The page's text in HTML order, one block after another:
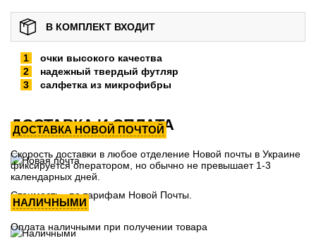
В КОМПЛЕКТ ВХОДИТ
очки высокого качества
надежный твердый футляр
салфетка из микрофибры
ДОСТАВКА И ОПЛАТА
ДОСТАВКА НОВОЙ ПОЧТОЙ
Скорость доставки в любое отделение Новой почты в Украине
фиксируется оператором, но обычно не превышает 1-3
календарных дней.
Стоимость - по тарифам Новой Почты.
НАЛИЧНЫМИ
Оплата наличными при получении товара